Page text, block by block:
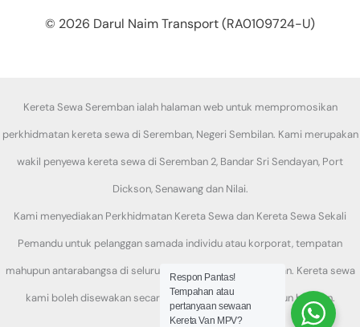
© 2026 Darul Naim Transport (RA0109724-U)
Kereta Sewa Seremban ialah halaman web untuk mempromosikan
perkhidmatan kereta sewa di Seremban, Negeri Sembilan. Kami merupakan
wakil penyewa kereta sewa di Seremban 2, Bandar Sri Sendayan, Port
Dickson, Senawang dan Nilai.
Kami menyediakan Perkhidmatan Kereta Sewa dan Kereta Sewa Sekali
Pemandu untuk pelanggan samada individu atau korporat, tempatan
mahupun antarabangsa di seluruh daerah di Negeri Sembilan. Kereta sewa
kami boleh disewakan secara harian, mingguan mahupun bulanan.
Respon Pantas!
Tempahan atau
pertanyaan sewaan
Kereta Van MPV?